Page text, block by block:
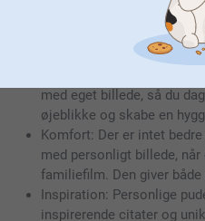
Derfor skaber en pude med
med eget billede, så du
øjeblikke og skabe en
Komfort: Der er intet
med personligt billede,
familiefilm. Den giver
Inspiration: Personlige
inspirerende citater og